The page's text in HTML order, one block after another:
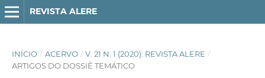
REVISTA ALERE
INÍCIO / ACERVO / V. 21 N. 1 (2020): REVISTA ALERE /
ARTIGOS DO DOSSIÊ TEMÁTICO